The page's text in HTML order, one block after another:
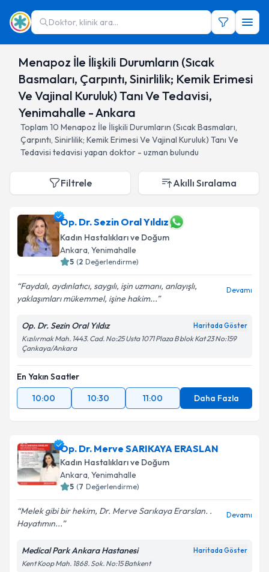
Doktor, klinik ara...
Menapoz İle İlişkili Durumların (Sıcak
Basmaları, Çarpıntı, Sinirlilik; Kemik Erimesi
Ve Vajinal Kuruluk) Tanı Ve Tedavisi,
Yenimahalle - Ankara
Toplam 10 Menapoz İle İlişkili Durumların (Sıcak Basmaları,
Çarpıntı, Sinirlilik; Kemik Erimesi Ve Vajinal Kuruluk) Tanı Ve
Tedavisi tedavisi yapan doktor - uzman bulundu
Filtrele Akıllı Sıralama
Op. Dr. Sezin Oral Yıldız
Kadın Hastalıkları ve Doğum
Ankara, Yenimahalle
5 (2 Değerlendirme)
Faydalı, aydınlatıcı, saygılı, işin uzmanı, anlayışlı,
yaklaşımları mükemmel, işine hakim...
Devamı
Op. Dr. Sezin Oral Yıldız Haritada Göster
Kızılırmak Mah. 1443. Cad. No:25 Usta 1071 Plaza B blok Kat 23 No:159
Çankaya/Ankara
En Yakın Saatler
10:00
10:30 11:00 Daha Fazla
Op. Dr. Merve SARIKAYA ERASLAN
Kadın Hastalıkları ve Doğum
Ankara, Yenimahalle
5 (7 Değerlendirme)
Melek gibi bir hekim, Dr. Merve Sarıkaya Erarslan. .
Hayatımın...
Devamı
Medical Park Ankara Hastanesi Haritada Göster
Kent Koop Mah. 1868. Sok. No:15 Batıkent